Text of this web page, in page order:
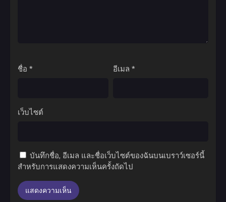
ชื่อ * อีเมล *
เว็บไซต์
บันทึกชื่อ, อีเมล และชื่อเว็บไซต์ของฉันบนเบราว์เซอร์นี้
สำหรับการแสดงความเห็นครั้งถัดไป